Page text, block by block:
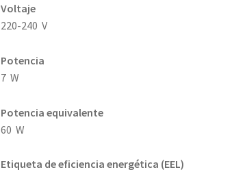
Voltaje
220-240 V
Potencia
7 W
Potencia equivalente
60 W
Etiqueta de eficiencia energética (EEL)